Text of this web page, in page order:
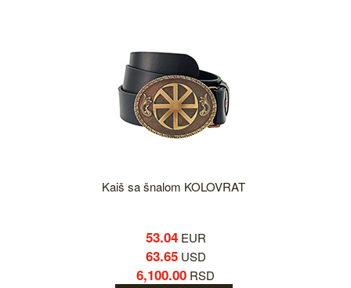
Kaiš sa šnalom KOLOVRAT
53.04EUR
63.65USD
6,100.00 RSD